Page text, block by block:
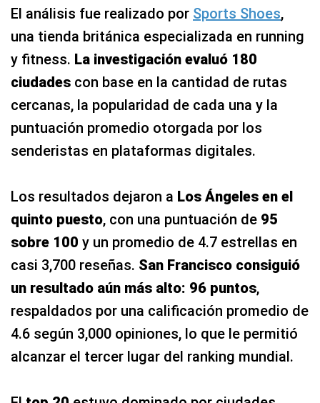
El análisis fue realizado por Sports Shoes,
una tienda británica especializada en running
y fitness. La investigación evaluó 180
ciudades con base en la cantidad de rutas
cercanas, la popularidad de cada una y la
puntuación promedio otorgada por los
senderistas en plataformas digitales.
Los resultados dejaron a Los Ángeles en el
quinto puesto, con una puntuación de 95
sobre 100 y un promedio de 4.7 estrellas en
casi 3,700 reseñas. San Francisco consiguió
un resultado aún más alto: 96 puntos,
respaldados por una calificación promedio de
4.6 según 3,000 opiniones, lo que le permitió
alcanzar el tercer lugar del ranking mundial.